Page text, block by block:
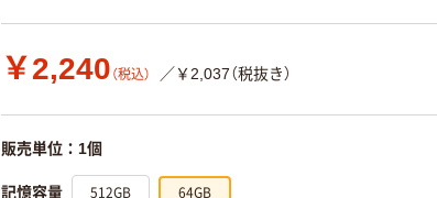
￥2,240 （税込） ／￥2,037（税抜き）
販売単位：1個
記憶容量 512GB 64GB